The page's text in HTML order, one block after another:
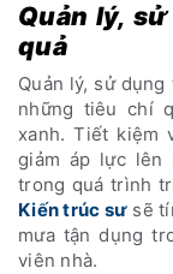
Quản lý,
quả
Quản lý, sử
những tiêu chí
xanh. Tiết kiệm
giảm áp lực lên
trong quá trình
Kiến trúc sư sẽ
mưa tận dụng
viên nhà.